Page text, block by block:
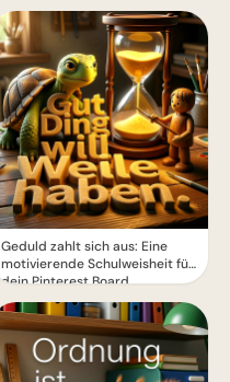
Geduld zahlt sich aus: Eine
motivierende Schulweisheit für
dein Pinterest Board